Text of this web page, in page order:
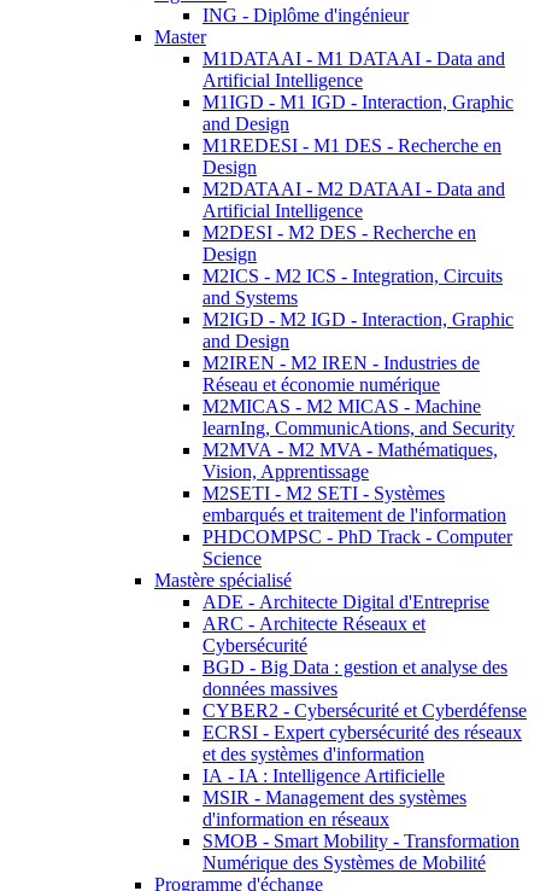
ING - Diplôme d'ingénieur
Master
M1DATAAI - M1 DATAAI - Data and
Artificial Intelligence
M1IGD - M1 IGD - Interaction, Graphic
and Design
M1REDESI - M1 DES - Recherche en
Design
M2DATAAI - M2 DATAAI - Data and
Artificial Intelligence
M2DESI - M2 DES - Recherche en
Design
M2ICS - M2 ICS - Integration, Circuits
and Systems
M2IGD - M2 IGD - Interaction, Graphic
and Design
M2IREN - M2 IREN - Industries de
Réseau et économie numérique
M2MICAS - M2 MICAS - Machine
learnIng, CommunicAtions, and Security
M2MVA - M2 MVA - Mathématiques,
Vision, Apprentissage
M2SETI - M2 SETI - Systèmes
embarqués et traitement de l'information
PHDCOMPSC - PhD Track - Computer
Science
Mastère spécialisé
ADE - Architecte Digital d'Entreprise
ARC - Architecte Réseaux et
Cybersécurité
BGD - Big Data : gestion et analyse des
données massives
CYBER2 - Cybersécurité et Cyberdéfense
ECRSI - Expert cybersécurité des réseaux
et des systèmes d'information
IA - IA : Intelligence Artificielle
MSIR - Management des systèmes
d'information en réseaux
SMOB - Smart Mobility - Transformation
Numérique des Systèmes de Mobilité
Programme d'échange